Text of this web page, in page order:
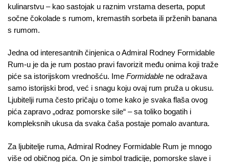
kulinarstvu – kao sastojak u raznim vrstama deserta, poput
sočne čokolade s rumom, kremastih sorbeta ili prženih banana
s rumom.
Jedna od interesantnih činjenica o Admiral Rodney Formidable
Rum-u je da je rum postao pravi favorizit među onima koji traže
piće sa istorijskom vrednošću. Ime Formidable ne odražava
samo istorijski brod, već i snagu koju ovaj rum pruža u okusu.
Ljubitelji ruma često pričaju o tome kako je svaka flaša ovog
pića zapravo „odraz pomorske sile“ – sa toliko bogatih i
kompleksnih ukusa da svaka čaša postaje pomalo avantura.
Za ljubitelje ruma, Admiral Rodney Formidable Rum je mnogo
više od običnog pića. On je simbol tradicije, pomorske slave i